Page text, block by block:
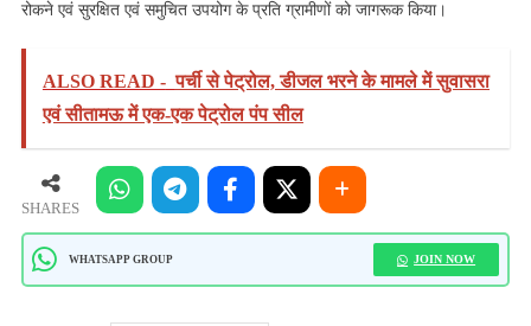
रोकने एवं सुरक्षित एवं समुचित उपयोग के प्रति ग्रामीणों को जागरूक किया।
ALSO READ - पर्ची से पेट्रोल, डीजल भरने के मामले में सुवासरा
एवं सीतामऊ में एक-एक पेट्रोल पंप सील
SHARES
WHATSAPP GROUP JOIN NOW